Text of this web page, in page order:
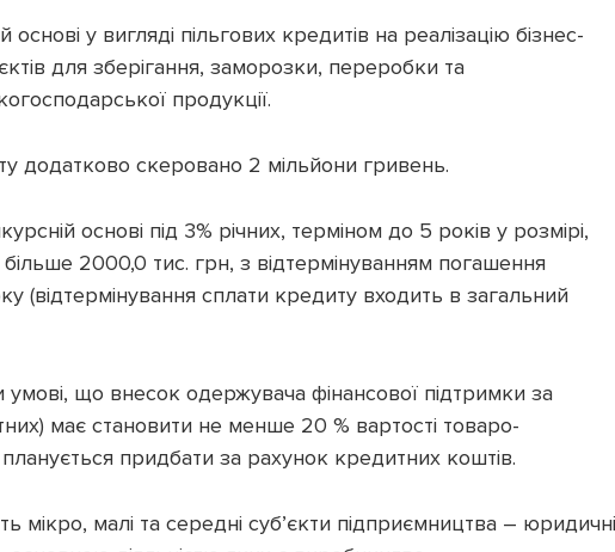
у вигляді пільгових кредитів на реалізацію бізнес-
для зберігання, заморозки, переробки та
продукції.
додатково скеровано 2 мільйони гривень.
основі під 3% річних, терміном до 5 років у розмірі,
2000,0 тис. грн, з відтермінуванням погашення
(відтермінування сплати кредиту входить в загальний
що внесок одержувача фінансової підтримки за
має становити не менше 20 % вартості товаро-
планується придбати за рахунок кредитних коштів.
мікро, малі та середні суб’єкти підприємництва – юридичні